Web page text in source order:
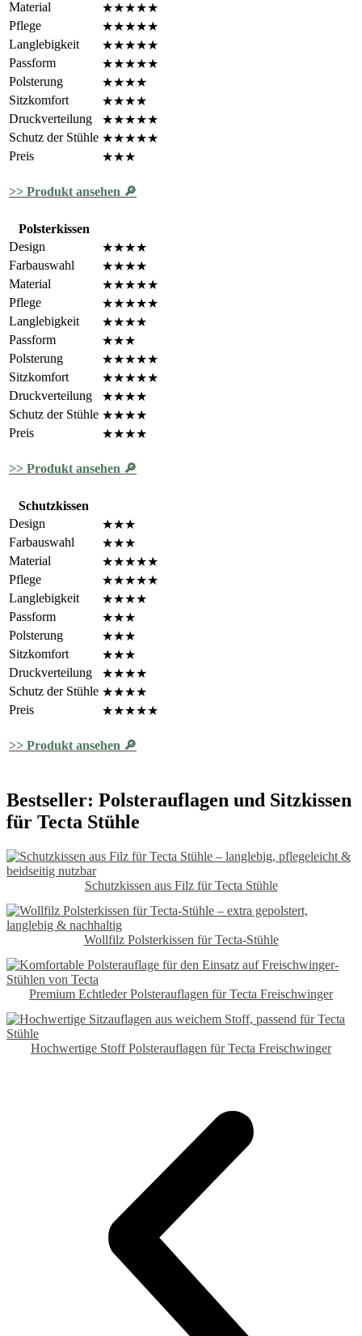
Material
★★★★★
Pflege
★★★★★
Langlebigkeit
★★★★★
Passform
★★★★★
Polsterung
★★★★
Sitzkomfort
★★★★
Druckverteilung
★★★★★
Schutz der Stühle ★★★★★
Preis
★★★
>> Produkt ansehen 🔎
Polsterkissen
Design
★★★★
Farbauswahl
★★★★
Material
★★★★★
Pflege
★★★★★
Langlebigkeit
★★★★
Passform
★★★
Polsterung
★★★★★
Sitzkomfort
★★★★★
Druckverteilung
★★★★
Schutz der Stühle ★★★★
Preis
★★★★
>> Produkt ansehen 🔎
Schutzkissen
Design
★★★
Farbauswahl
★★★
Material
★★★★★
Pflege
★★★★★
Langlebigkeit
★★★★
Passform
★★★
Polsterung
★★★
Sitzkomfort
★★★
Druckverteilung
★★★★
Schutz der Stühle ★★★★
Preis
★★★★★
>> Produkt ansehen 🔎
Bestseller: Polsterauflagen und Sitzkissen
für Tecta Stühle
Schutzkissen aus Filz für Tecta Stühle
Wollfilz Polsterkissen für Tecta​-Stühle
Premium Echtleder Polsterauflagen für Tecta Freischwinger
Hochwertige Stoff Polsterauflagen für Tecta Freischwinger